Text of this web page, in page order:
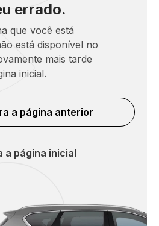
errado.
que você está
está disponível no
mais tarde
inicial.
a página anterior
a página inicial